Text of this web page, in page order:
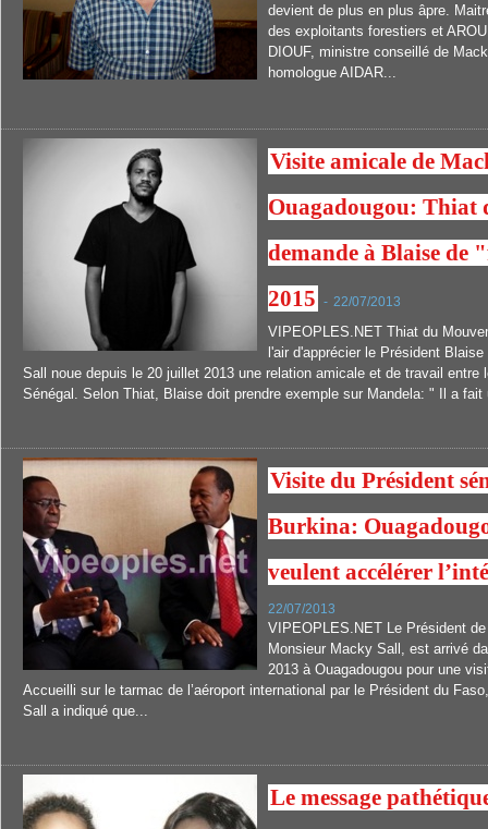
devient de plus en plus âpre.
des exploitants forestiers et
DIOUF, ministre conseillé de
homologue AIDAR...
Visite amicale de
Ouagadougou: Thiat
demande à Blaise de
2015 - 22/07/2013
VIPEOPLES.NET Thiat du
l'air d'apprécier le Président
Sall noue depuis le 20 juillet 2013 une relation amicale et de travail entre
Sénégal. Selon Thiat, Blaise doit prendre exemple sur Mandela: " Il a fait
Visite du Président
Burkina:
veulent accélérer
22/07/2013
VIPEOPLES.NET Le Président
Monsieur Macky Sall, est arrivé
2013 à Ouagadougou pour une
Accueilli sur le tarmac de l’aéroport international par le Président du
Sall a indiqué que...
Le message